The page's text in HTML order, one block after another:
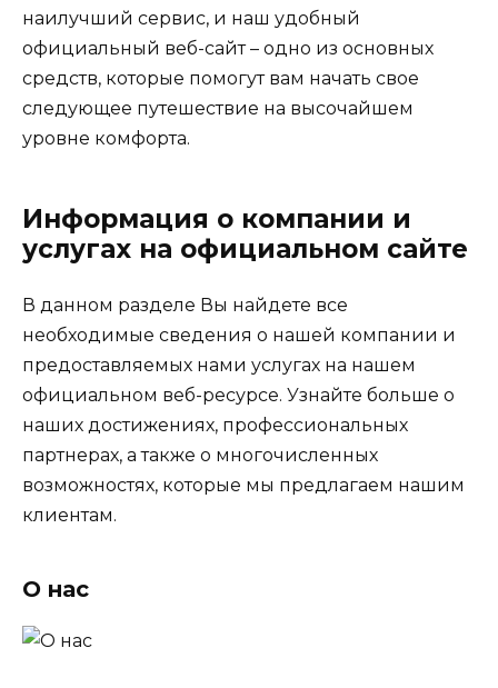
наилучший сервис, и наш удобный
официальный веб-сайт – одно из основных
средств, которые помогут вам начать свое
следующее путешествие на высочайшем
уровне комфорта.
Информация о компании и
услугах на официальном сайте
В данном разделе Вы найдете все
необходимые сведения о нашей компании и
предоставляемых нами услугах на нашем
официальном веб-ресурсе. Узнайте больше о
наших достижениях, профессиональных
партнерах, а также о многочисленных
возможностях, которые мы предлагаем нашим
клиентам.
О нас